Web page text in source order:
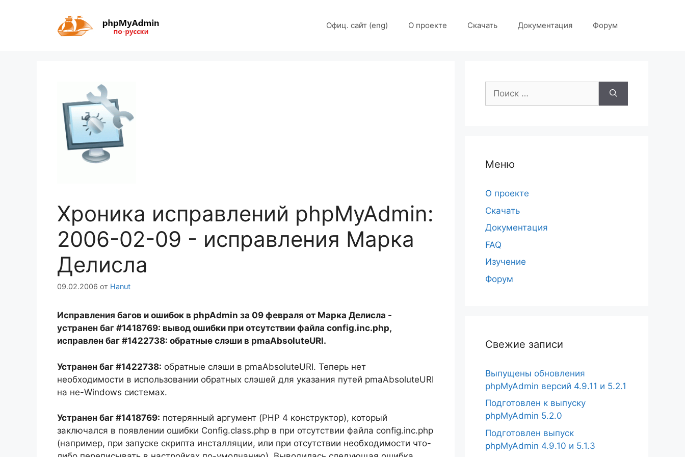
содержимому
Офиц. сайт (eng) О проекте Скачать Документация Форум
Хроника исправлений phpMyAdmin:
2006-02-09 - исправления Марка
Делисла
09.02.2006 от Hanut
Исправления багов и ошибок в phpAdmin за 09 февраля от Марка Делисла -
устранен баг #1418769: вывод ошибки при отсутствии файла config.inc.php,
исправлен баг #1422738: обратные слэши в pmaAbsoluteURI.
Устранен баг #1422738: обратные слэши в pmaAbsoluteURI. Теперь нет
необходимости в использовании обратных слэшей для указания путей pmaAbsoluteURI
на не-Windows системах.
Устранен баг #1418769: потерянный аргумент (PHP 4 конструктор), который
заключался в появлении ошибки Config.class.php в при отсутствии файла config.inc.php
(например, при запуске скрипта инсталляции, или при отсутствии необходимости что-
Поиск:
Меню
О проекте
Скачать
Документация
FAQ
Изучение
Форум
Свежие записи
Выпущены обновления
phpMyAdmin версий 4.9.11 и 5.2.1
Подготовлен к выпуску
phpMyAdmin 5.2.0
Подготовлен выпуск
phpMyAdmin 4.9.10 и 5.1.3